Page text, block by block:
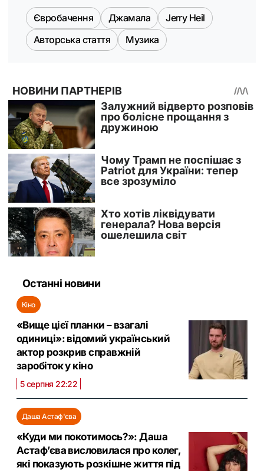
Євробачення Джамала
Jerry Heil
Авторська стаття
Музика
Останні новини
Кіно
«Вище цієї планки – взагалі
одиниці»: відомий український
актор розкрив справжній
заробіток у кіно
5 серпня 22:22
Даша Астаф'єва
«Куди ми покотимось?»: Даша
Астаф’єва висловилася про колег,
які показують розкішне життя під